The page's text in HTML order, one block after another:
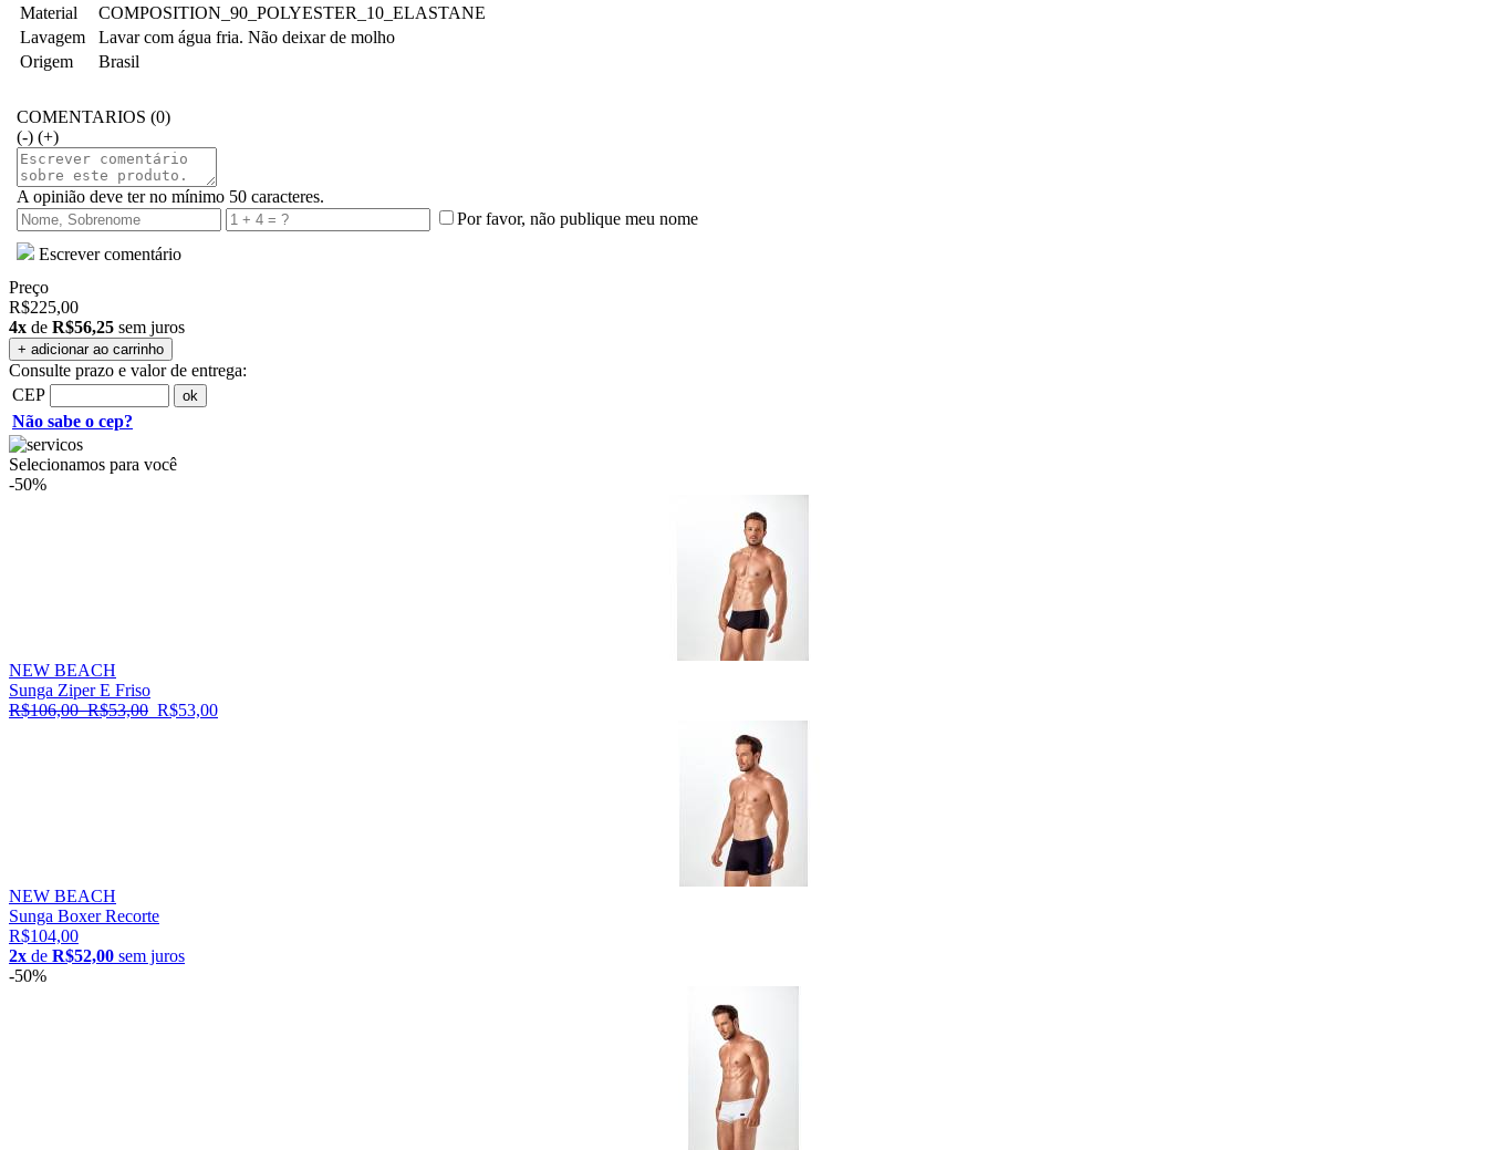
Material
COMPOSITION_90_POLYESTER_10_ELASTANE
Lavagem
Lavar com água fria. Não deixar de molho
Origem
Brasil
COMENTARIOS (0)
(-) (+)
A opinião deve ter no mínimo 50 caracteres.
Por favor, não publique meu nome
Escrever comentário
Preço
R$225,00
4x de R$56,25 sem juros
Consulte prazo e valor de entrega:
CEP
Não sabe o cep?
Selecionamos para você
-50%
NEW BEACH
Sunga Ziper E Friso
R$106,00 R$53,00 R$53,00
NEW BEACH
Sunga Boxer Recorte
R$104,00
2x de R$52,00 sem juros
-50%